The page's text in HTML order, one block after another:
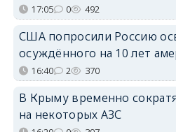
17:05 0 492
США попросили Россию
осуждённого на 10 лет
16:40 2 370
В Крыму временно
на некоторых АЗС